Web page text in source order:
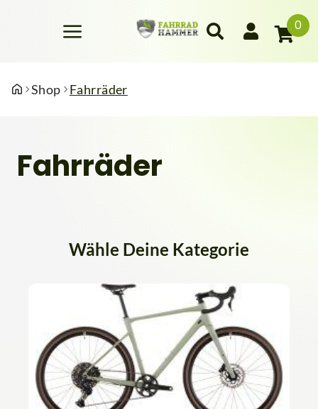
0
Shop Fahrräder
Fahrräder
Wähle Deine Kategorie